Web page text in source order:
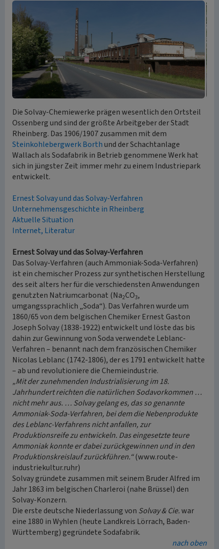
Die Solvay-Chemiewerke prägen wesentlich den Ortsteil
Ossenberg und sind der größte Arbeitgeber der Stadt
Rheinberg. Das 1906/1907 zusammen mit dem
Steinkohlebergwerk Borthund der Schachtanlage
Wallach als Sodafabrik in Betrieb genommene Werk hat
sich in jüngster Zeit immer mehr zu einem Industriepark
entwickelt.
Ernest Solvay und das Solvay-Verfahren
Unternehmensgeschichte in Rheinberg
Aktuelle Situation
Internet, Literatur
Ernest Solvay und das Solvay-Verfahren
Das Solvay-Verfahren (auch Ammoniak-Soda-Verfahren)
ist ein chemischer Prozess zur synthetischen Herstellung
des seit alters her für die verschiedensten Anwendungen
genutzten Natriumcarbonat (Na2CO3,
umgangssprachlich „Soda“). Das Verfahren wurde um
1860/65 von dem belgischen Chemiker Ernest Gaston
Joseph Solvay (1838-1922) entwickelt und löste das bis
dahin zur Gewinnung von Soda verwendete Leblanc-
Verfahren – benannt nach dem französischen Chemiker
Nicolas Leblanc (1742-1806), der es 1791 entwickelt hatte
– ab und revolutioniere die Chemieindustrie.
„Mit der zunehmenden Industrialisierung im 18.
Jahrhundert reichten die natürlichen Sodavorkommen …
nicht mehr aus. … Solvay gelang es, das so genannte
Ammoniak-Soda-Verfahren, bei dem die Nebenprodukte
des Leblanc-Verfahrens nicht anfallen, zur
Produktionsreife zu entwickeln. Das eingesetzte teure
Ammoniak konnte er dabei zurückgewinnen und in den
Produktionskreislauf zurückführen.“(www.route-
industriekultur.ruhr)
Solvay gründete zusammen mit seinem Bruder Alfred im
Jahr 1863 im belgischen Charleroi (nahe Brüssel) den
Solvay-Konzern.
Die erste deutsche Niederlassung von Solvay & Cie.war
eine 1880 in Wyhlen (heute Landkreis Lörrach, Baden-
Württemberg) gegründete Sodafabrik.
nach oben